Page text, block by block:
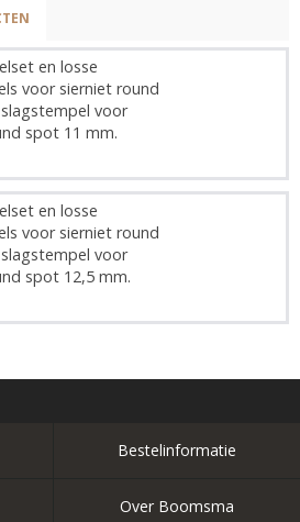
en losse
voor sierniet round
voor
spot 11 mm.
en losse
voor sierniet round
voor
spot 12,5 mm.
Bestelinformatie
Over Boomsma